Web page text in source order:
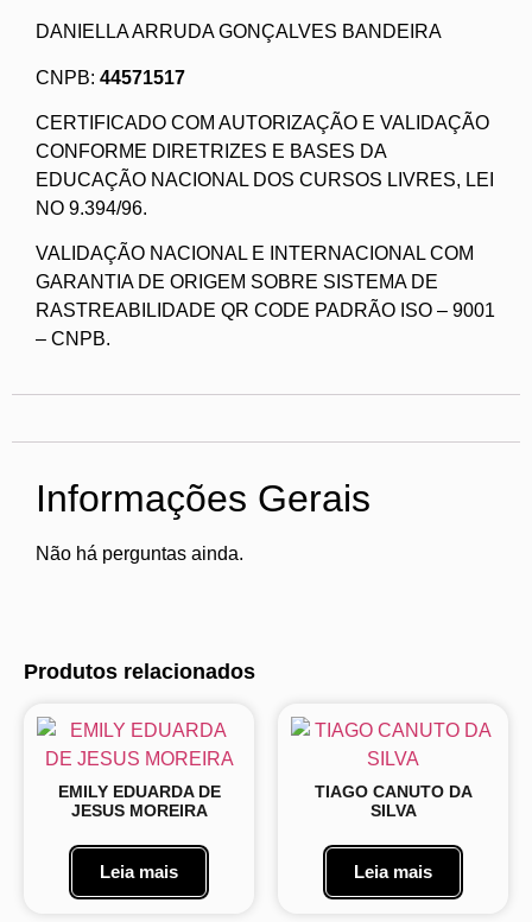
DANIELLA ARRUDA GONÇALVES BANDEIRA
CNPB: 44571517
CERTIFICADO COM AUTORIZAÇÃO E VALIDAÇÃO
CONFORME DIRETRIZES E BASES DA
EDUCAÇÃO NACIONAL DOS CURSOS LIVRES, LEI
NO 9.394/96.
VALIDAÇÃO NACIONAL E INTERNACIONAL COM
GARANTIA DE ORIGEM SOBRE SISTEMA DE
RASTREABILIDADE QR CODE PADRÃO ISO – 9001
– CNPB.
Informações Gerais
Não há perguntas ainda.
Produtos relacionados
EMILY EDUARDA DE
JESUS MOREIRA
Leia mais
TIAGO CANUTO DA
SILVA
Leia mais